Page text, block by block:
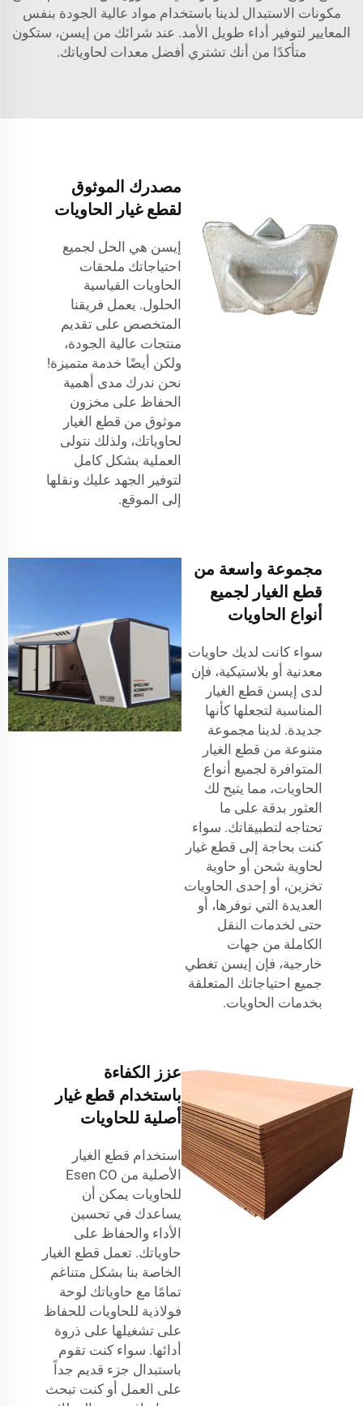
مكونات الاستبدال لدينا باستخدام مواد عالية الجودة بنفس
المعايير لتوفير أداء طويل الأمد. عند شرائك من إيسن، ستكون
متأكدًا من أنك تشتري أفضل معدات لحاوياتك.
مصدرك الموثوق
لقطع غيار الحاويات
إيسن هي الحل لجميع
احتياجاتك ملحقات
الحاويات القياسية
الحلول. يعمل فريقنا
المتخصص على تقديم
منتجات عالية الجودة،
ولكن أيضًا خدمة متميزة!
نحن ندرك مدى أهمية
الحفاظ على مخزون
موثوق من قطع الغيار
لحاوياتك، ولذلك نتولى
العملية بشكل كامل
لتوفير الجهد عليك ونقلها
إلى الموقع.
مجموعة واسعة من
قطع الغيار لجميع
أنواع الحاويات
سواء كانت لديك حاويات
معدنية أو بلاستيكية، فإن
لدى إيسن قطع الغيار
المناسبة لتجعلها كأنها
جديدة. لدينا مجموعة
متنوعة من قطع الغيار
المتوافرة لجميع أنواع
الحاويات، مما يتيح لك
العثور بدقة على ما
تحتاجه لتطبيقاتك. سواء
كنت بحاجة إلى قطع غيار
لحاوية شحن أو حاوية
تخزين، أو إحدى الحاويات
العديدة التي نوفرها، أو
حتى لخدمات النقل
الكاملة من جهات
خارجية، فإن إيسن تغطي
جميع احتياجاتك المتعلقة
بخدمات الحاويات.
عزز الكفاءة
باستخدام قطع غيار
أصلية للحاويات
استخدام قطع الغيار
الأصلية من Esen CO
للحاويات يمكن أن
يساعدك في تحسين
الأداء والحفاظ على
حاوياتك. تعمل قطع الغيار
الخاصة بنا بشكل متناغم
تمامًا مع حاوياتك لوحة
فولاذية للحاويات للحفاظ
على تشغيلها على ذروة
أدائها. سواء كنت تقوم
باستبدال جزء قديم جداً
على العمل أو كنت تبحث